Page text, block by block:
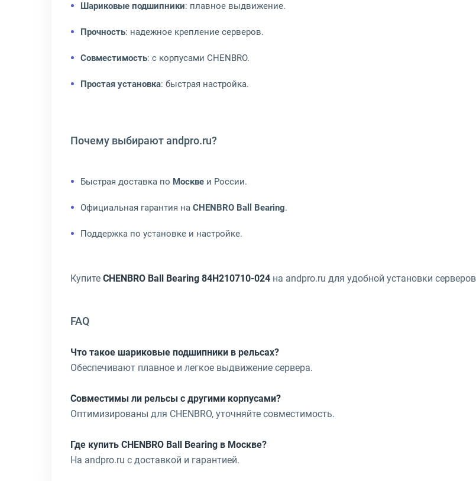
Шариковые подшипники: плавное выдвижение.
Прочность: надежное крепление серверов.
Совместимость: с корпусами CHENBRO.
Простая установка: быстрая настройка.
Почему выбирают andpro.ru?
Быстрая доставка по Москве и России.
Официальная гарантия на CHENBRO Ball Bearing.
Поддержка по установке и настройке.
Купите CHENBRO Ball Bearing 84H210710-024 на andpro.ru для удобной установки
FAQ
Что такое шариковые подшипники в рельсах?
Обеспечивают плавное и легкое выдвижение сервера.
Совместимы ли рельсы с другими корпусами?
Оптимизированы для CHENBRO, уточняйте совместимость.
Где купить CHENBRO Ball Bearing в Москве?
На andpro.ru с доставкой и гарантией.